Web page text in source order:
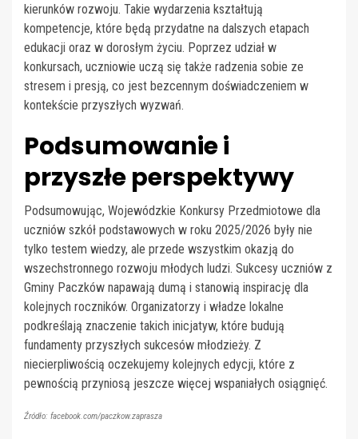
kierunków rozwoju. Takie wydarzenia kształtują
kompetencje, które będą przydatne na dalszych etapach
edukacji oraz w dorosłym życiu. Poprzez udział w
konkursach, uczniowie uczą się także radzenia sobie ze
stresem i presją, co jest bezcennym doświadczeniem w
kontekście przyszłych wyzwań.
Podsumowanie i
przyszłe perspektywy
Podsumowując, Wojewódzkie Konkursy Przedmiotowe dla
uczniów szkół podstawowych w roku 2025/2026 były nie
tylko testem wiedzy, ale przede wszystkim okazją do
wszechstronnego rozwoju młodych ludzi. Sukcesy uczniów z
Gminy Paczków napawają dumą i stanowią inspirację dla
kolejnych roczników. Organizatorzy i władze lokalne
podkreślają znaczenie takich inicjatyw, które budują
fundamenty przyszłych sukcesów młodzieży. Z
niecierpliwością oczekujemy kolejnych edycji, które z
pewnością przyniosą jeszcze więcej wspaniałych osiągnięć.
Źródło: facebook.com/paczkow.zaprasza